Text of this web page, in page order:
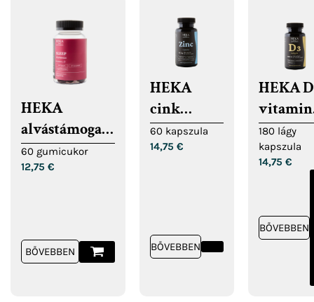
HEKA
alvástámogató
gumicukrok
60 gumicukor
12,75 €
BŐVEBBEN
HEKA
cink
kapszula
60 kapszula
14,75 €
BŐVEBBEN
HEKA
vitamin
softgel
180 lágy
kapszula
14,75 €
BŐVEBBEN